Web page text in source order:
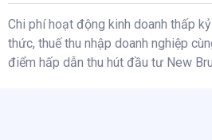
Chi phí hoạt động kinh doanh thấp
thức, thuế thu nhập doanh nghiệp
điểm hấp dẫn thu hút đầu tư New